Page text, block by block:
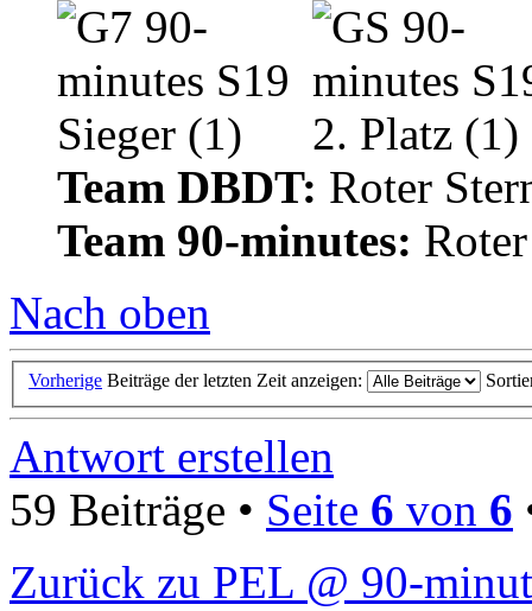
Team DBDT: Roter
Team 90-minutes:
Nach oben
Vorherige Beiträge der letzten Zeit anzeigen:
Antwort erstellen
59 Beiträge • Seite 6 von 6
Zurück zu PEL @ 90-